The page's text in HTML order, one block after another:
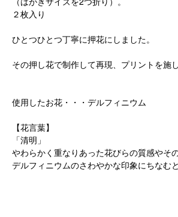
２枚入り
ひとつひとつ丁寧に押花にしました。
その押し花で制作して再現、プリントを施し
使用したお花・・・デルフィニウム
【花言葉】
「清明」
やわらかく重なりあった花びらの質感やその
デルフィニウムのさわやかな印象にちなむ